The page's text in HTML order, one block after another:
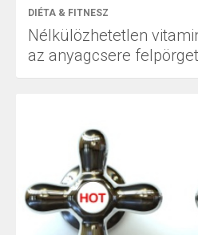
DIÉTA & FITNESZ
Nélkülözhetetlen
az anyagcsere